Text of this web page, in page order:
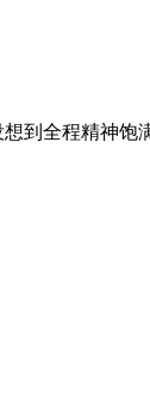
到全程精神